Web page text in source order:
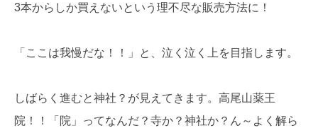
3本からしか買えないという理不尽な販売方法に！
「ここは我慢だな！！」と、泣く泣く上を目指します。
しばらく進むと神社？が見えてきます。高尾山薬王
院！！「院」ってなんだ？寺か？神社か？ん～よく解ら